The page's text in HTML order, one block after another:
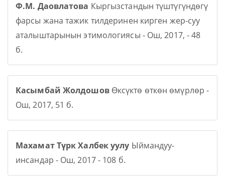
Ф.М. Даовлатова Кыргызстандын түштүгүндөгү
фарсы жана тажик тилдеринен кирген жер-суу
аталыштарынын этимологиясы - Ош, 2017, - 48
б.
Касымбай Жолдошов Өксүктө өткөн өмүрлөр -
Ош, 2017, 51 б.
Махамат Түрк Халбек уулу Ыймандуу-
инсандар - Ош, 2017 - 108 б.